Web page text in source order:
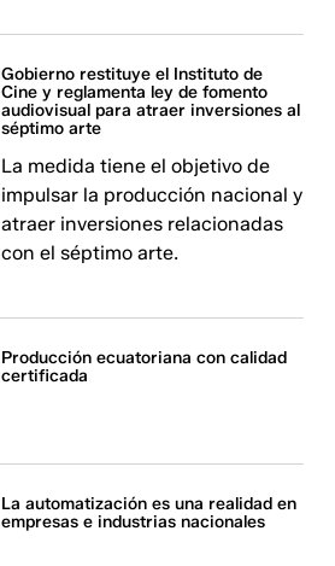
Gobierno restituye el Instituto de
Cine y reglamenta ley de fomento
audiovisual para atraer inversiones al
séptimo arte
La medida tiene el objetivo de
impulsar la producción nacional y
atraer inversiones relacionadas
con el séptimo arte.
Producción ecuatoriana con calidad
certificada
La automatización es una realidad en
empresas e industrias nacionales